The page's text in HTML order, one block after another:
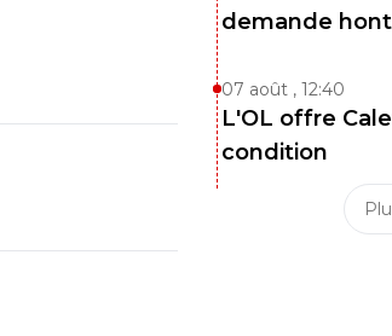
demande
07 août , 12:40
L'OL offre
condition